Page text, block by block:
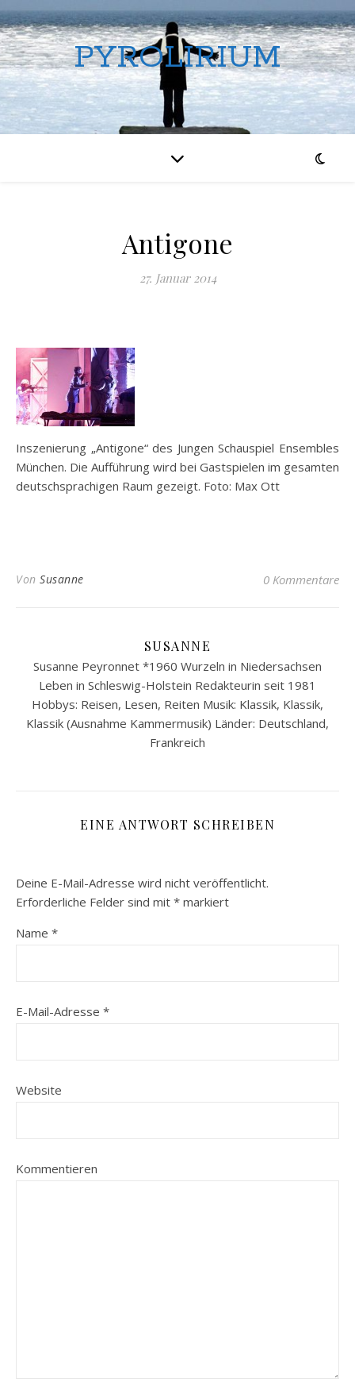
PYROLIRIUM
Antigone
27. Januar 2014
Inszenierung „Antigone“ des Jungen Schauspiel Ensembles
München. Die Aufführung wird bei Gastspielen im gesamten
deutschsprachigen Raum gezeigt. Foto: Max Ott
Von Susanne 0 Kommentare
SUSANNE
Susanne Peyronnet *1960 Wurzeln in Niedersachsen
Leben in Schleswig-Holstein Redakteurin seit 1981
Hobbys: Reisen, Lesen, Reiten Musik: Klassik, Klassik,
Klassik (Ausnahme Kammermusik) Länder: Deutschland,
Frankreich
EINE ANTWORT SCHREIBEN
Deine E-Mail-Adresse wird nicht veröffentlicht.
Erforderliche Felder sind mit * markiert
Name *
E-Mail-Adresse *
Website
Kommentieren